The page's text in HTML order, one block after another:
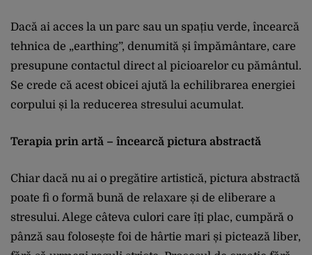
Dacă ai acces la un parc sau un spațiu verde, încearcă
tehnica de „earthing”, denumită și împământare, care
presupune contactul direct al picioarelor cu pământul.
Se crede că acest obicei ajută la echilibrarea energiei
corpului și la reducerea stresului acumulat.
Terapia prin artă – încearcă pictura abstractă
Chiar dacă nu ai o pregătire artistică, pictura abstractă
poate fi o formă bună de relaxare și de eliberare a
stresului. Alege câteva culori care îți plac, cumpără o
pânză sau folosește foi de hârtie mari și pictează liber,